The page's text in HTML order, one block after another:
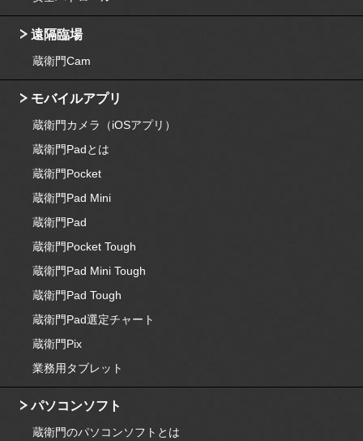
遠隔臨場
蔵衛門Cam
モバイルアプリ
蔵衛門カメラ（iOSアプリ）
蔵衛門Padとは
蔵衛門Pocket
蔵衛門Pad Mini
蔵衛門Pad
蔵衛門Pocket Tough
蔵衛門Pad Mini Tough
蔵衛門Pad Tough
蔵衛門Pad選定チャート
蔵衛門Pix
業務用タブレット
パソコンソフト
蔵衛門のパソコンソフトとは